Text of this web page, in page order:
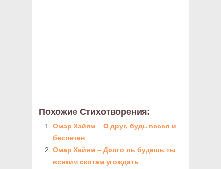
Похожие Стихотворения:
Омар Хайям – О друг, будь весел и
беспечен
Омар Хайям – Долго ль будешь ты
всяким скотам угождать